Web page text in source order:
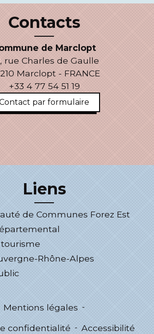
Contacts
de Marclopt
rue Charles de Gaulle
Marclopt - FRANCE
+33 4 77 54 51 19
par formulaire
Liens
de Communes Forez Est
Rhône-Alpes
Mentions légales -
confidentialité - Accessibilité